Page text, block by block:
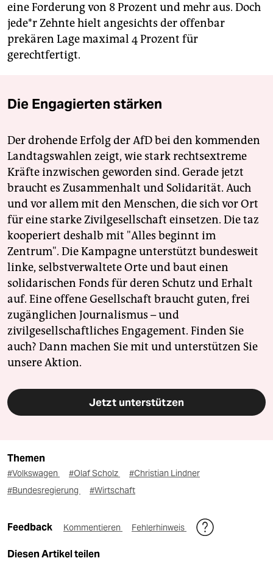
eine Forderung von 8 Prozent und mehr aus. Doch
je­de*r Zehnte hielt angesichts der offenbar
prekären Lage maximal 4 Prozent für
gerechtfertigt.
Die Engagierten stärken
Der drohende Erfolg der AfD bei den kommenden
Landtagswahlen zeigt, wie stark rechtsextreme
Kräfte inzwischen geworden sind. Gerade jetzt
braucht es Zusammenhalt und Solidarität. Auch
und vor allem mit den Menschen, die sich vor Ort
für eine starke Zivilgesellschaft einsetzen. Die taz
kooperiert deshalb mit "Alles beginnt im
Zentrum". Die Kampagne unterstützt bundesweit
linke, selbstverwaltete Orte und baut einen
solidarischen Fonds für deren Schutz und Erhalt
auf. Eine offene Gesellschaft braucht guten, frei
zugänglichen Journalismus – und
zivilgesellschaftliches Engagement. Finden Sie
auch? Dann machen Sie mit und unterstützen Sie
unsere Aktion.
Jetzt unterstützen
Themen
#Volkswagen #Olaf Scholz
#Christian Lindner
#Bundesregierung
#Wirtschaft
Feedback Kommentieren Fehlerhinweis
Diesen Artikel teilen